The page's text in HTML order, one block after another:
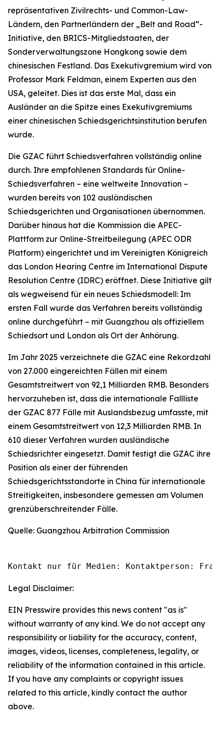
repräsentativen Zivilrechts- und Common-Law-
Ländern, den Partnerländern der „Belt and Road“-
Initiative, den BRICS-Mitgliedstaaten, der
Sonderverwaltungszone Hongkong sowie dem
chinesischen Festland. Das Exekutivgremium wird von
Professor Mark Feldman, einem Experten aus den
USA, geleitet. Dies ist das erste Mal, dass ein
Ausländer an die Spitze eines Exekutivgremiums
einer chinesischen Schiedsgerichtsinstitution berufen
wurde.
Die GZAC führt Schiedsverfahren vollständig online
durch. Ihre empfohlenen Standards für Online-
Schiedsverfahren – eine weltweite Innovation –
wurden bereits von 102 ausländischen
Schiedsgerichten und Organisationen übernommen.
Darüber hinaus hat die Kommission die APEC-
Plattform zur Online-Streitbeilegung (APEC ODR
Platform) eingerichtet und im Vereinigten Königreich
das London Hearing Centre im International Dispute
Resolution Centre (IDRC) eröffnet. Diese Initiative gilt
als wegweisend für ein neues Schiedsmodell: Im
ersten Fall wurde das Verfahren bereits vollständig
online durchgeführt – mit Guangzhou als offiziellem
Schiedsort und London als Ort der Anhörung.
Im Jahr 2025 verzeichnete die GZAC eine Rekordzahl
von 27.000 eingereichten Fällen mit einem
Gesamtstreitwert von 92,1 Milliarden RMB. Besonders
hervorzuheben ist, dass die internationale Fallliste
der GZAC 877 Fälle mit Auslandsbezug umfasste, mit
einem Gesamtstreitwert von 12,3 Milliarden RMB. In
610 dieser Verfahren wurden ausländische
Schiedsrichter eingesetzt. Damit festigt die GZAC ihre
Position als einer der führenden
Schiedsgerichtsstandorte in China für internationale
Streitigkeiten, insbesondere gemessen am Volumen
grenzüberschreitender Fälle.
Quelle: Guangzhou Arbitration Commission
Kontakt nur für Medien: Kontaktperson:
Legal Disclaimer:
EIN Presswire provides this news content "as is"
without warranty of any kind. We do not accept any
responsibility or liability for the accuracy, content,
images, videos, licenses, completeness, legality, or
reliability of the information contained in this article.
If you have any complaints or copyright issues
related to this article, kindly contact the author
above.